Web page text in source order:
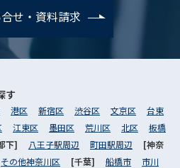
せ・資料請求
す
港区 新宿区 渋谷区 文京区
台東
江東区 墨田区 荒川区 北区
板橋
下] 八王子駅周辺 町田駅周辺
[神奈
その他神奈川区 [千葉] 船橋市
市川